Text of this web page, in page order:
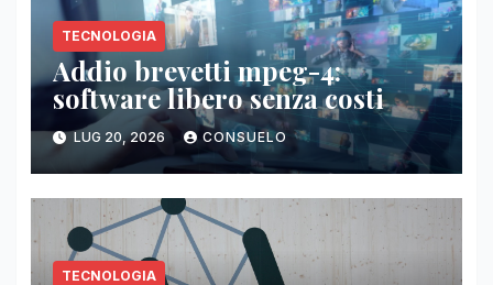
TECNOLOGIA
Addio brevetti mpeg-4:
software libero senza costi
LUG 20, 2026 CONSUELO
TECNOLOGIA